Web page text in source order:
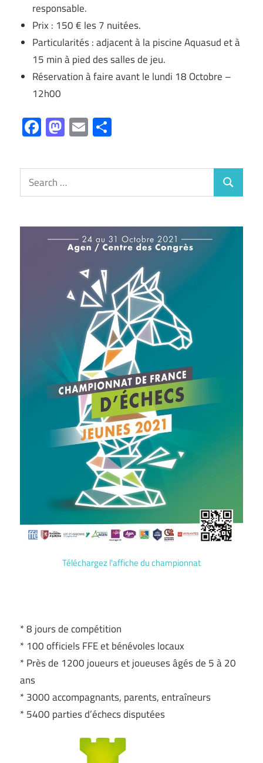
responsable.
Prix : 150 € les 7 nuitées.
Particularités : adjacent à la piscine Aquasud et à
15 min à pied des salles de jeu.
Réservation à faire avant le lundi 18 Octobre –
12h00
Facebook
Mastodon
Email
Search
for:
Search
Téléchargez l'affiche du championnat
* 8 jours de compétition
* 100 officiels FFE et bénévoles locaux
* Près de 1200 joueurs et joueuses âgés de 5 à 20
ans
* 3000 accompagnants, parents, entraîneurs
* 5400 parties d’échecs disputées